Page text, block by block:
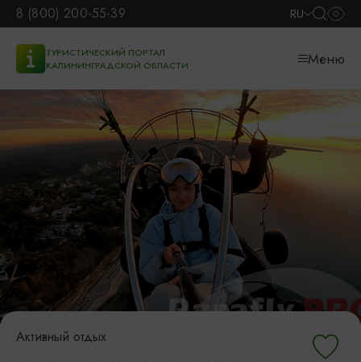
8 (800) 200-55-39 RU
ТУРИСТИЧЕСКИЙ ПОРТАЛ
КАЛИНИНГРАДСКОЙ ОБЛАСТИ
Меню
Активный отдых